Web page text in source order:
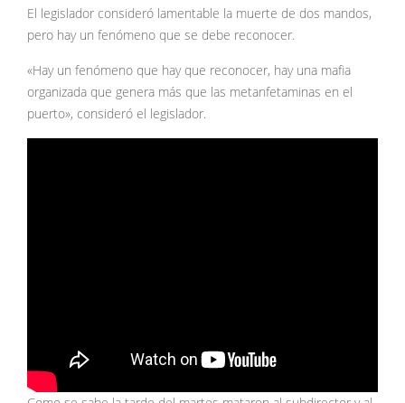
El legislador consideró lamentable la muerte de dos mandos,
pero hay un fenómeno que se debe reconocer.
«Hay un fenómeno que hay que reconocer, hay una mafia
organizada que genera más que las metanfetaminas en el
puerto», consideró el legislador.